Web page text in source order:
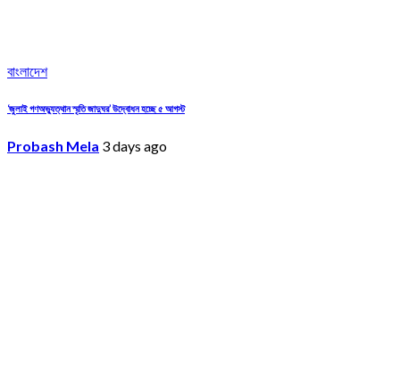
বাংলাদেশ
‘জুলাই গণঅভ্যুত্থান স্মৃতি জাদুঘর’ উদ্বোধন হচ্ছে ৫ আগস্ট
Probash Mela 3 days ago